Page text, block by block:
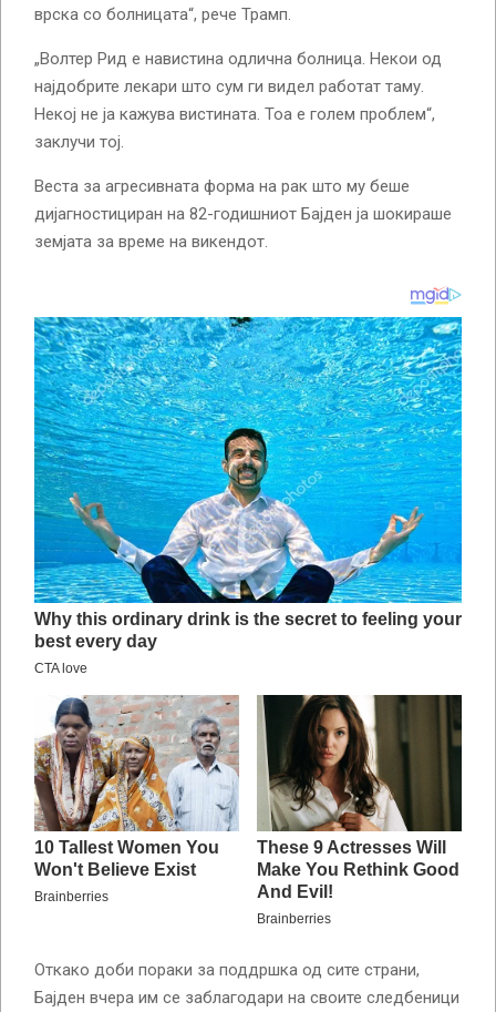
врска со болницата“, рече Трамп.
„Волтер Рид е навистина одлична болница. Некои од
најдобрите лекари што сум ги видел работат таму.
Некој не ја кажува вистината. Тоа е голем проблем“,
заклучи тој.
Веста за агресивната форма на рак што му беше
дијагностициран на 82-годишниот Бајден ја шокираше
земјата за време на викендот.
Откако доби пораки за поддршка од сите страни,
Бајден вчера им се заблагодари на своите следбеници